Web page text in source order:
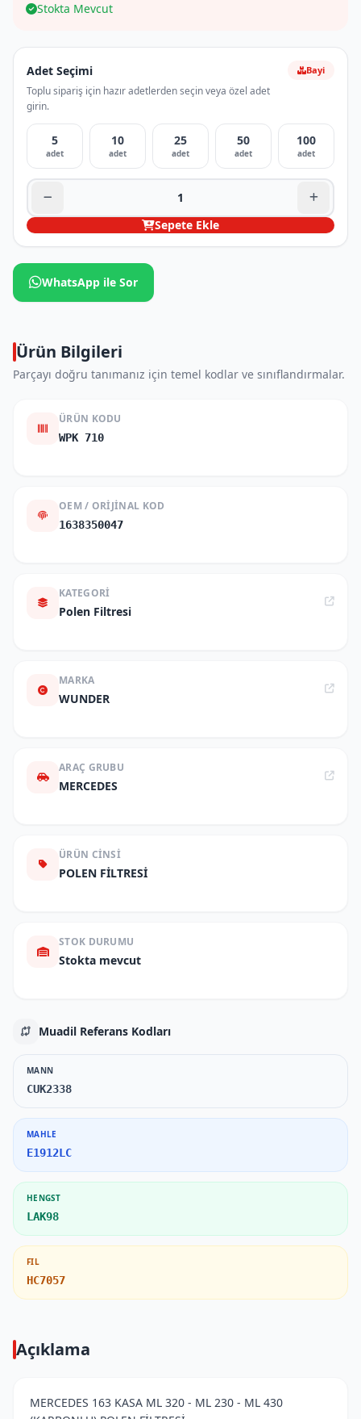
Stokta Mevcut
Adet Seçimi
Toplu sipariş için hazır adetlerden seçin veya özel adet
girin.
Bayi
5
adet
10
adet
25
adet
50
adet
100
adet
Sepete Ekle
WhatsApp ile Sor
Ürün Bilgileri
Parçayı doğru tanımanız için temel kodlar ve sınıflandırmalar.
ÜRÜN KODU
WPK 710
OEM / ORIJINAL KOD
1638350047
KATEGORI
Polen Filtresi
MARKA
WUNDER
ARAÇ GRUBU
MERCEDES
ÜRÜN CINSI
POLEN FİLTRESİ
STOK DURUMU
Stokta mevcut
Muadil Referans Kodları
MANN
CUK2338
MAHLE
E1912LC
HENGST
LAK98
FIL
HC7057
Açıklama
MERCEDES 163 KASA ML 320 - ML 230 - ML 430